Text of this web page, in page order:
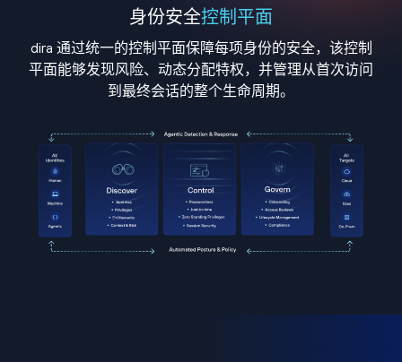
身份安全控制平面
dira 通过统一的控制平面保障每项身份的安全，该控制
平面能够发现风险、动态分配特权，并管理从首次访问
到最终会话的整个生命周期。